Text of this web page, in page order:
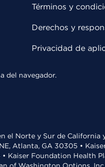
Términos y
Derechos y
Privacidad de
del navegador.
el Norte y Sur de
Atlanta, GA 30305 •
Kaiser Foundation Health